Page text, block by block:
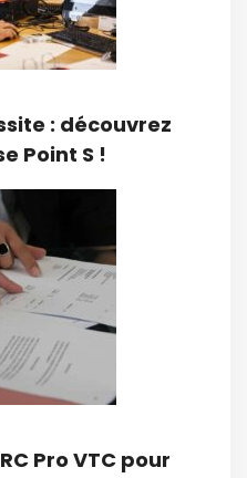
: découvrez
Point S !
Pro VTC pour